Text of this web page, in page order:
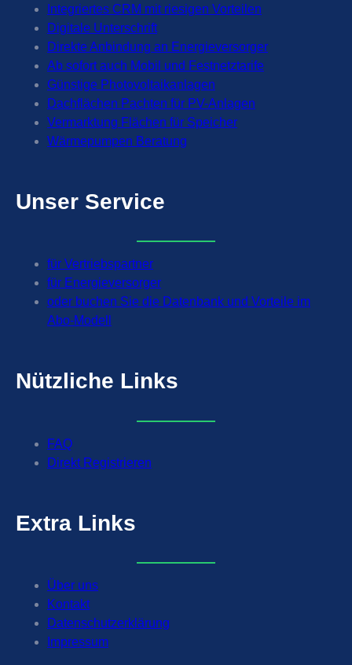
Integriertes CRM mit riesigen Vorteilen
Digitale Unterschrift
Direkte Anbindung an Energieversorger
Ab sofort auch Mobil und Festnetztarife
Günstige Photovoltaikanlagen
Dachflächen Pachten für PV-Anlagen
Vermarktung Flächen für Speicher
Wärmepumpen Beratung
Unser Service
für Vertriebspartner
für Energieversorger
oder buchen Sie die Datenbank und Vorteile im
Abo-Modell
Nützliche Links
FAQ
Direkt Registrieren
Extra Links
Über uns
Kontakt
Datenschutzerklärung
Impressum